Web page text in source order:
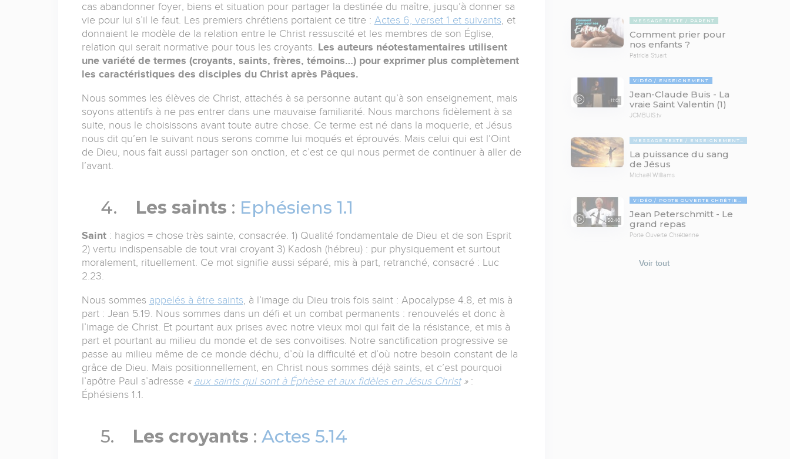
cas abandonner foyer, biens et situation pour partager la destinée du maître, jusqu’à donner sa
vie pour lui s’il le faut. Les premiers chrétiens portaient ce titre : Actes 6, verset 1 et suivants, et
donnaient le modèle de la relation entre le Christ ressuscité et les membres de son Église,
relation qui serait normative pour tous les croyants. Les auteurs néotestamentaires utilisent
une variété de termes (croyants, saints, frères, témoins…) pour exprimer plus complètement
les caractéristiques des disciples du Christ après Pâques.
Nous sommes les élèves de Christ, attachés à sa personne autant qu’à son enseignement, mais
soyons attentifs à ne pas entrer dans une mauvaise familiarité. Nous marchons fidèlement à sa
suite, nous le choisissons avant toute autre chose. Ce terme est né dans la moquerie, et Jésus
nous dit qu’en le suivant nous serons comme lui moqués et éprouvés. Mais celui qui est l’Oint
de Dieu, nous fait aussi partager son onction, et c’est ce qui nous permet de continuer à aller de
l’avant.
4. Les saints : Ephésiens 1.1
Saint: hagios = chose très sainte, consacrée. 1) Qualité fondamentale de Dieu et de son Esprit
2) vertu indispensable de tout vrai croyant 3) Kadosh (hébreu) : pur physiquement et surtout
moralement, rituellement. Ce mot signifie aussi séparé, mis à part, retranché, consacré : Luc
2.23.
Nous sommes appelés à être saints, à l’image du Dieu trois fois saint : Apocalypse 4.8, et mis à
part : Jean 5.19. Nous sommes dans un défi et un combat permanents : renouvelés et donc à
l’image de Christ. Et pourtant aux prises avec notre vieux moi qui fait de la résistance, et mis à
part et pourtant au milieu du monde et de ses convoitises. Notre sanctification progressive se
passe au milieu même de ce monde déchu, d’où la difficulté et d’où notre besoin constant de la
grâce de Dieu. Mais positionnellement, en Christ nous sommes déjà saints, et c’est pourquoi
l’apôtre Paul s’adresse « aux saintsqui sont à Éphèse et aux fidèles en Jésus Christ»:
Éphésiens 1.1.
5. Les croyants : Actes 5.14
MESSAGE TEXTE PARENT
Comment prier pour
nos enfants ?
Patricia Stuart
11:01
VIDÉO ENSEIGNEMENT
Jean-Claude Buis - La
vraie Saint Valentin (1)
JCMBUIS.tv
MESSAGE TEXTE ENSEIGNEMENTS BIBLIQUES
La puissance du sang
de Jésus
Michaël Williams
50:40
VIDÉO PORTE OUVERTE CHRÉTIENNE
Jean Peterschmitt - Le
grand repas
Porte Ouverte Chrétienne
Voir tout